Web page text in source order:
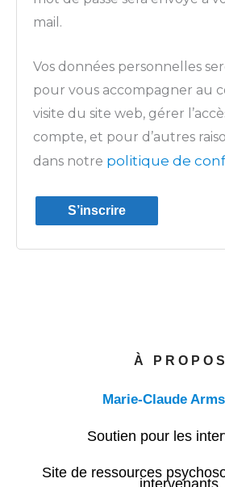
mail.
Vos données personnelles
pour vous accompagner au
visite du site web, gérer
compte, et pour d’autres
dans notre politique de
S’inscrire
À PROPOS
Marie-Claude
Soutien pour les
Site de ressources
intervenants